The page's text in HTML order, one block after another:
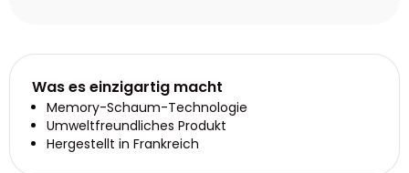
Was es einzigartig macht
Memory-Schaum-Technologie
Umweltfreundliches Produkt
Hergestellt in Frankreich